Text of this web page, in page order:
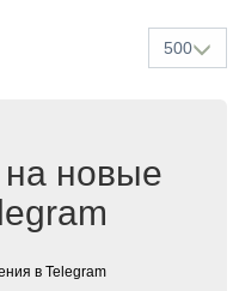
500
новые
в Telegram